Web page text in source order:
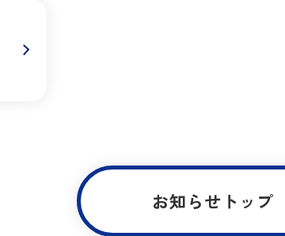
お知らせトップ